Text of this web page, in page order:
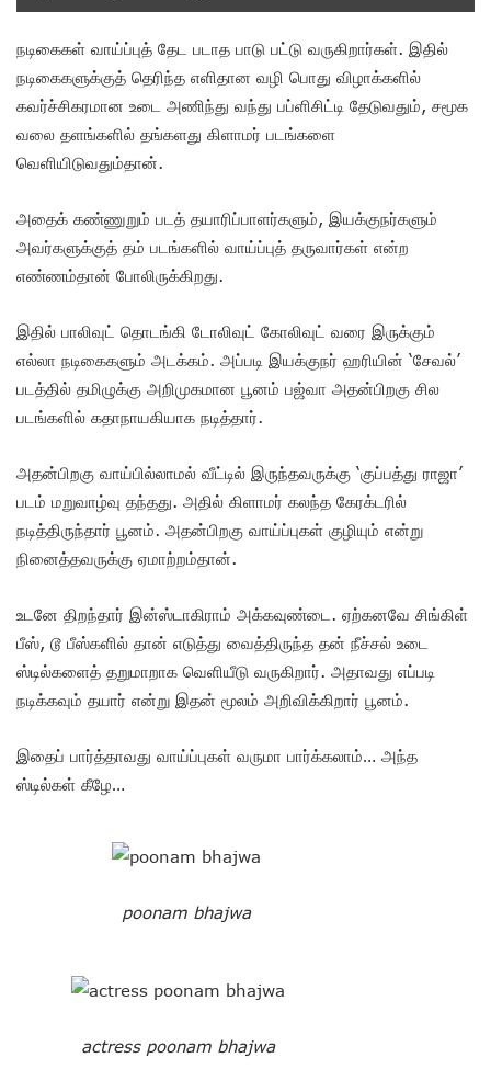
நடிகைகள் வாய்ப்புத் தேட படாத பாடு பட்டு வருகிறார்கள். இதில்
நடிகைகளுக்குத் தெரிந்த எளிதான வழி பொது விழாக்களில்
கவர்ச்சிகரமான உடை அணிந்து வந்து பப்ளிசிட்டி தேடுவதும், சமூக
வலை தளங்களில் தங்களது கிளாமர் படங்களை
வெளியிடுவதும்தான்.
அதைக் கண்ணுறும் படத் தயாரிப்பாளர்களும், இயக்குநர்களும்
அவர்களுக்குத் தம் படங்களில் வாய்ப்புத் தருவார்கள் என்ற
எண்ணம்தான் போலிருக்கிறது.
இதில் பாலிவுட் தொடங்கி டோலிவுட் கோலிவுட் வரை இருக்கும்
எல்லா நடிகைகளும் அடக்கம். அப்படி இயக்குநர் ஹரியின் ‘சேவல்’
படத்தில் தமிழுக்கு அறிமுகமான பூனம் பஜ்வா அதன்பிறகு சில
படங்களில் கதாநாயகியாக நடித்தார்.
அதன்பிறகு வாய்பில்லாமல் வீட்டில் இருந்தவருக்கு ‘குப்பத்து ராஜா’
படம் மறுவாழ்வு தந்தது. அதில் கிளாமர் கலந்த கேரக்டரில்
நடித்திருந்தார் பூனம். அதன்பிறகு வாய்ப்புகள் குழியும் என்று
நினைத்தவருக்கு ஏமாற்றம்தான்.
உடனே திறந்தார் இன்ஸ்டாகிராம் அக்கவுண்டை. ஏற்கனவே சிங்கிள்
பீஸ், டூ பீஸ்களில் தான் எடுத்து வைத்திருந்த தன் நீச்சல் உடை
ஸ்டில்களைத் தறுமாறாக வெளியீடு வருகிறார். அதாவது எப்படி
நடிக்கவும் தயார் என்று இதன் மூலம் அறிவிக்கிறார் பூனம்.
இதைப் பார்த்தாவது வாய்ப்புகள் வருமா பார்க்கலாம்… அந்த
ஸ்டில்கள் கீழே…
poonam bhajwa
actress poonam bhajwa